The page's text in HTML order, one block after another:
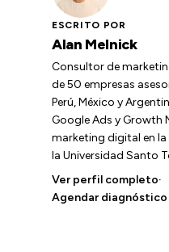
ESCRITO POR
Alan Melnick
Consultor de
de 50 empresas
Perú, México y
Google Ads y Growth
marketing digital en la
la Universidad Santo
Ver perfil completo·
Agendar